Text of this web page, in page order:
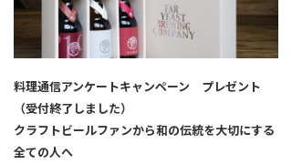
料理通信アンケートキャンペーン プレゼント
（受付終了しました）
クラフトビールファンから和の伝統を大切にする
全ての人へ